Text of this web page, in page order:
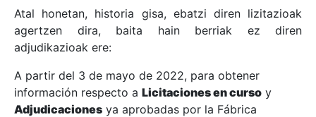
Erakutsi/Ezkutatu
Erakutsi/Ezkutatu
Erakutsi/Ezkutatu
Atal honetan, historia gisa, ebatzi diren lizitazioak
agertzen dira, baita hain berriak ez diren
adjudikazioak ere:
A partir del 3 de mayo de 2022, para obtener
información respecto a Licitaciones en curso y
Adjudicaciones ya aprobadas por la Fábrica